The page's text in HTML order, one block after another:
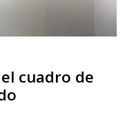
cuadro de